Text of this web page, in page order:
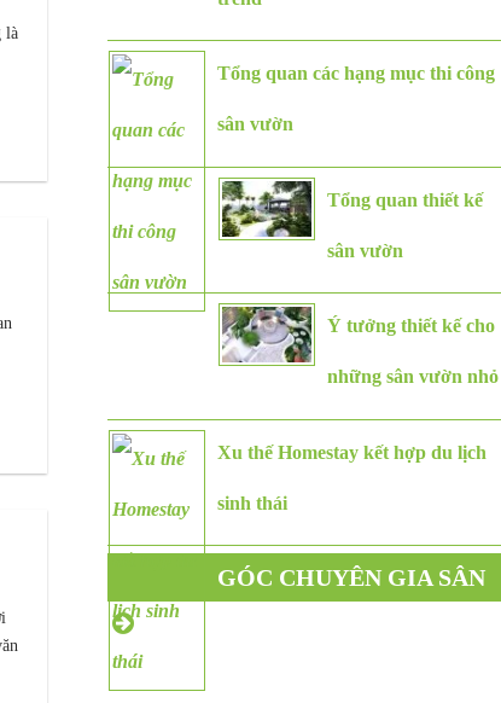
là
Tổng quan các hạng mục thi công
sân vườn
Tổng quan thiết kế
sân vườn
Ý tưởng thiết kế cho
những sân vườn nhỏ
Xu thế Homestay kết hợp du lịch
sinh thái
GÓC CHUYÊN GIA SÂN